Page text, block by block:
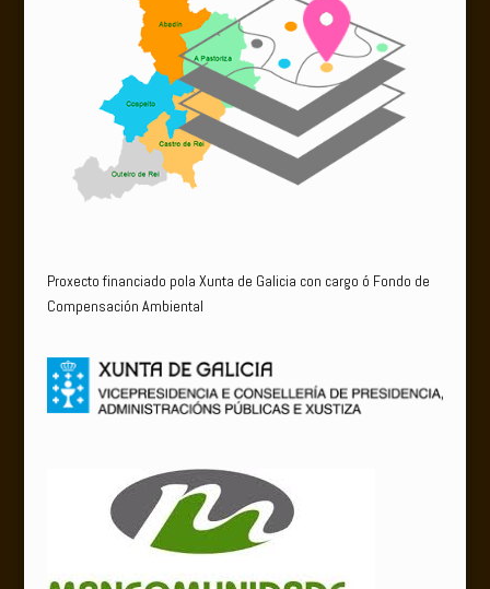
Proxecto financiado pola Xunta de Galicia con cargo ó Fondo de
Compensación Ambiental